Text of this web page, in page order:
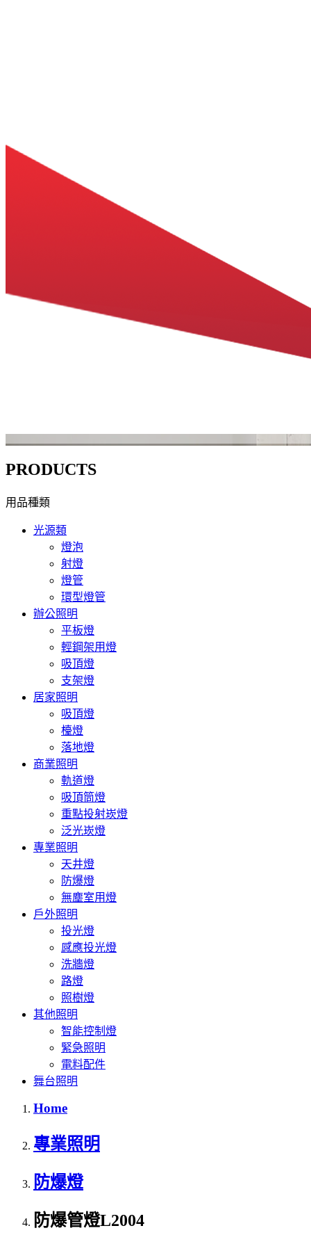
PRODUCTS
用品種類
光源類
燈泡
射燈
燈管
環型燈管
辦公照明
平板燈
輕鋼架用燈
吸頂燈
支架燈
居家照明
吸頂燈
檯燈
落地燈
商業照明
軌道燈
吸頂筒燈
重點投射崁燈
泛光崁燈
專業照明
天井燈
防爆燈
無塵室用燈
戶外照明
投光燈
感應投光燈
洗牆燈
路燈
照樹燈
其他照明
智能控制燈
緊急照明
電料配件
舞台照明
Home
專業照明
防爆燈
防爆管燈L2004